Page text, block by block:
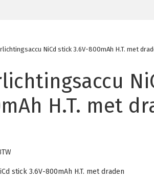
NiCd stick 3.6V-800mAh H.T. met
H.T. met
stick 3.6V-800mAh H.T. met draden